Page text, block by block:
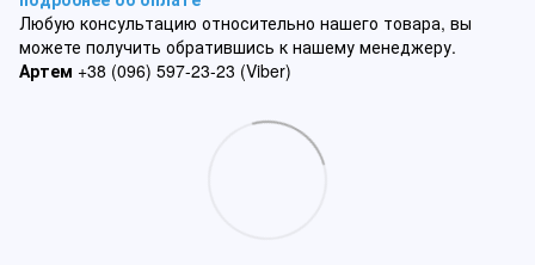
Любую консультацию относительно нашего товара, вы
можете получить обратившись к нашему менеджеру.
Артем +38 (096) 597-23-23 (Viber)